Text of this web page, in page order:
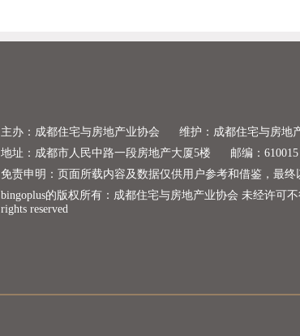
主办：成都住宅与房地产业协会
维护：成都住宅与房地
地址：成都市人民中路一段房地产大厦5楼
邮编：610015
免责申明：页面所载内容及数据仅供用户参考和借鉴，最
bingoplus的版权所有：成都住宅与房地产业协会 未经许可
rights reserved